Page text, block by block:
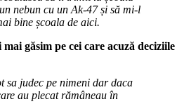
nebun cu un Ak-47 și să mi-l
bine școala de aici.
găsim pe cei care acuză deciziile
sa judec pe nimeni dar daca
au plecat rămâneau în